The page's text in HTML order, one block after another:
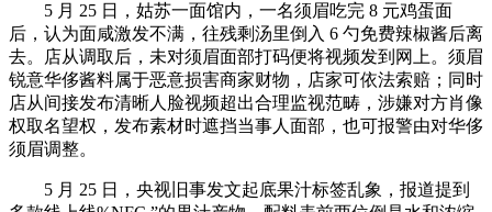
5 月 25 日，姑苏一面馆内，一名须眉吃完 8 元鸡蛋面
后，认为面咸激发不满，往残剩汤里倒入 6 勺免费辣椒酱后离
去。店从调取后，未对须眉面部打码便将视频发到网上。须眉
锐意华侈酱料属于恶意损害商家财物，店家可依法索赔；同时
店从间接发布清晰人脸视频超出合理监视范畴，涉嫌对方肖像
权取名望权，发布素材时遮挡当事人面部，也可报警由对华侈
须眉调整。
5 月 25 日，央视旧事发文起底果汁标签乱象，报道提到